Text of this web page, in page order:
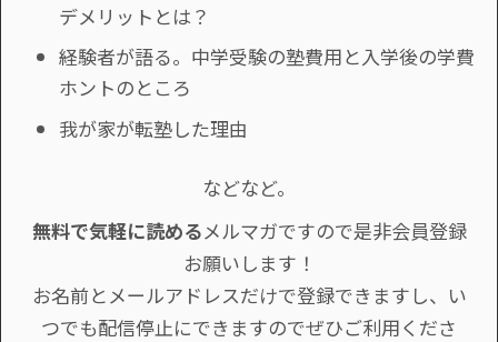
デメリットとは？
経験者が語る。中学受験の塾費用と入学後の学費
ホントのところ
我が家が転塾した理由
などなど。
無料で気軽に読めるメルマガですので是非会員登録
お願いします！
お名前とメールアドレスだけで登録できますし、い
つでも配信停止にできますのでぜひご利用くださ